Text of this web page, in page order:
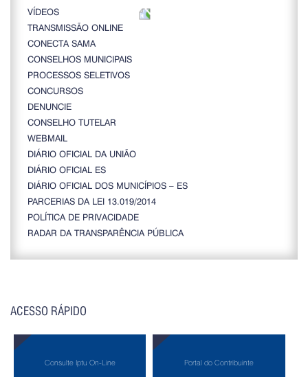
VÍDEOS
TRANSMISSÃO ONLINE
CONECTA SAMA
CONSELHOS MUNICIPAIS
PROCESSOS SELETIVOS
CONCURSOS
DENUNCIE
CONSELHO TUTELAR
WEBMAIL
DIÁRIO OFICIAL DA UNIÃO
DIÁRIO OFICIAL ES
DIÁRIO OFICIAL DOS MUNICÍPIOS – ES
PARCERIAS DA LEI 13.019/2014
POLÍTICA DE PRIVACIDADE
RADAR DA TRANSPARÊNCIA PÚBLICA
ACESSO RÁPIDO
Consulte Iptu On-Line Portal do Contribuinte